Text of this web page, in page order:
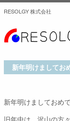
RESOLGY 株式会社
新年明けましてお
新年明けましておめ
旧年中は、沢山の方